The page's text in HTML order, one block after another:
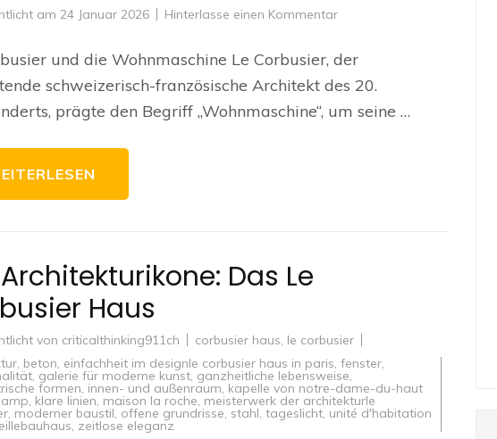
am 24 Januar 2026 Hinterlasse einen Kommentarzu
und
die
der
Ein
und die Wohnmaschine Le Corbusier, der
schweizerisch-französische Architekt des 20.
prägte den Begriff „Wohnmaschine“, um seine …
Das Le
Haus
von criticalthinking911ch corbusier haus, le corbusier
, beton, einfachheit im designle corbusier haus in paris, fenster,
, galerie für moderne kunst, ganzheitliche lebensweise,
formen, innen- und außenraum, kapelle von notre-dame-du-haut
, klare linien, maison la roche, meisterwerk der architekturle
, moderner baustil, offene grundrisse, stahl, tageslicht, unité d'habitation
, zeitlose eleganz